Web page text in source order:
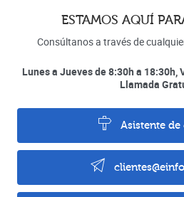
ESTAMOS AQUÍ
Consúltanos a través de
Lunes a Jueves de 8:30h a 18:30h,
Llamada
Asistente